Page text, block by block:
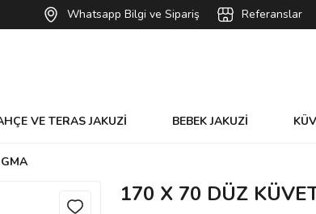
Whatsapp Bilgi ve Sipariş Referanslar
VE TERAS JAKUZİ BEBEK JAKUZİ
170 X 70 DÜZ